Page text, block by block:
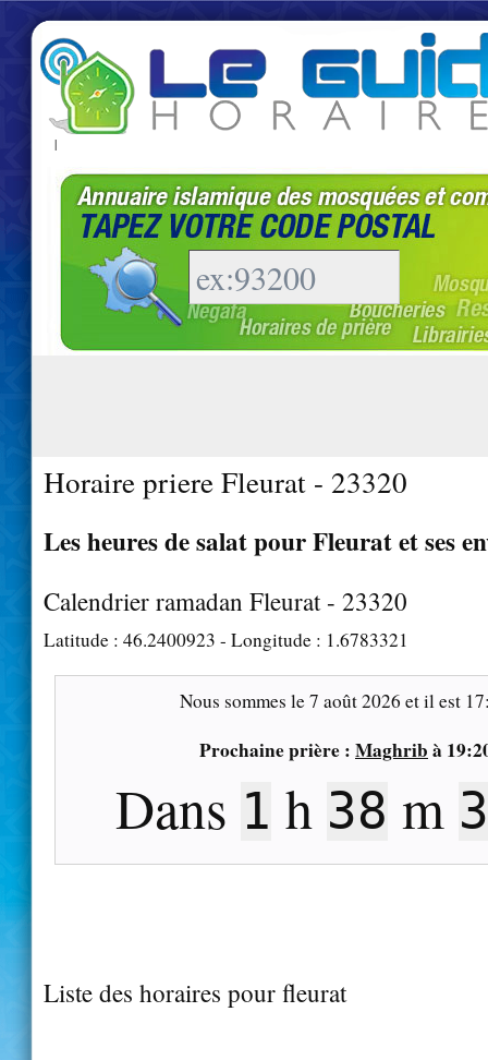
|
Horaire priere Fleurat - 23320
Les heures de salat pour Fleurat et ses
Calendrier ramadan Fleurat - 23320
Latitude : 46.2400923 - Longitude : 1.6783321
Nous sommes le7 août 2026 et il est
Prochaine prière : Maghrib à
Dans 1 h 38 m
Liste des horaires pour fleurat